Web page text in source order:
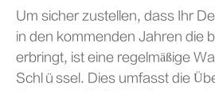
Um sicher zustellen, dass Ihr
in den kommenden Jahren die
erbringt, ist eine regelmäßige
Schlüssel. Dies umfasst die